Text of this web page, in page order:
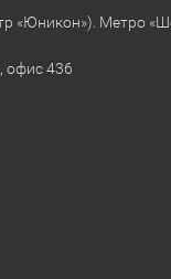
«Юникон»). Метро
офис 436